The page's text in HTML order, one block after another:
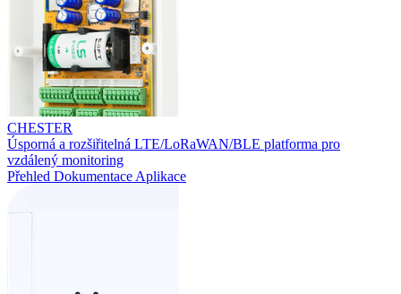
CHESTER
Úsporná a rozšiřitelná LTE/LoRaWAN/BLE platforma pro
vzdálený monitoring
Přehled Dokumentace Aplikace